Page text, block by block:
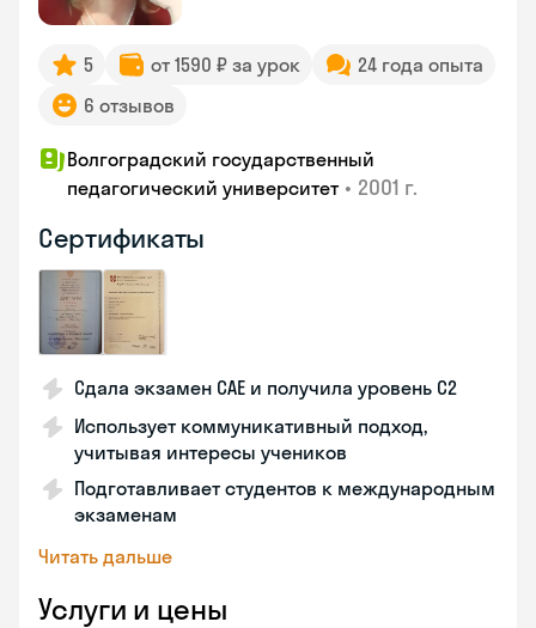
5 от 1590 ₽ за урок
24 года опыта
6 отзывов
Волгоградский государственный
педагогический университет • 2001 г.
Сертификаты
Сдала экзамен CAE и получила уровень С2
Использует коммуникативный подход,
учитывая интересы учеников
Подготавливает студентов к международным
экзаменам
Читать дальше
Услуги и цены